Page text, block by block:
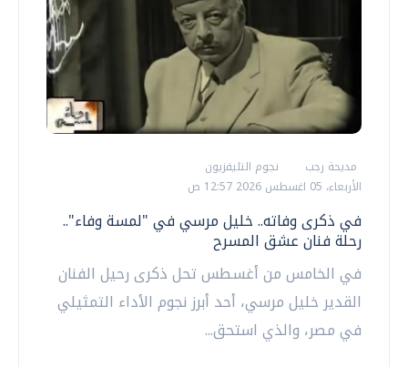
مديحة رجب
نجوم التليفزيون
الأربعاء، 05 اغسطس 2026 12:57 ص
في ذكرى وفاته.. خليل مرسي في "لمسة وفاء"..
رحلة فنان عشق المسرح
في الخامس من أغسطس تحل ذكرى رحيل الفنان
القدير خليل مرسي، أحد أبرز نجوم الأداء التمثيلي
في مصر، والذي استحق...